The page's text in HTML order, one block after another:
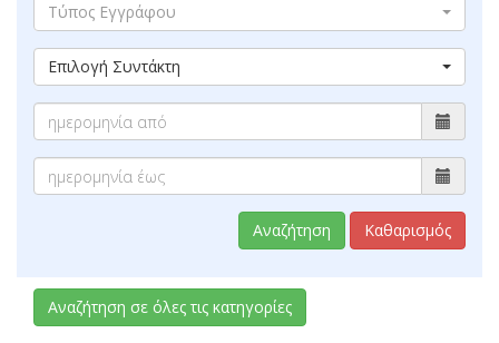
Τύπος Εγγράφου
Επιλογή Συντάκτη
Αναζήτηση Καθαρισμός
Αναζήτηση σε όλες τις κατηγορίες